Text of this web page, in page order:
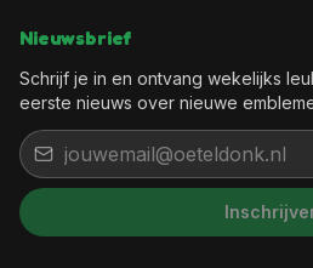
Nieuwsbrief
Schrijf je in en ontvang wekelijks
eerste nieuws over nieuwe